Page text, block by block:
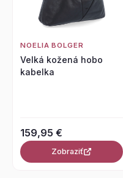
NOELIA BOLGER
Velká kožená hobo
kabelka
159,95 €
Zobraziť